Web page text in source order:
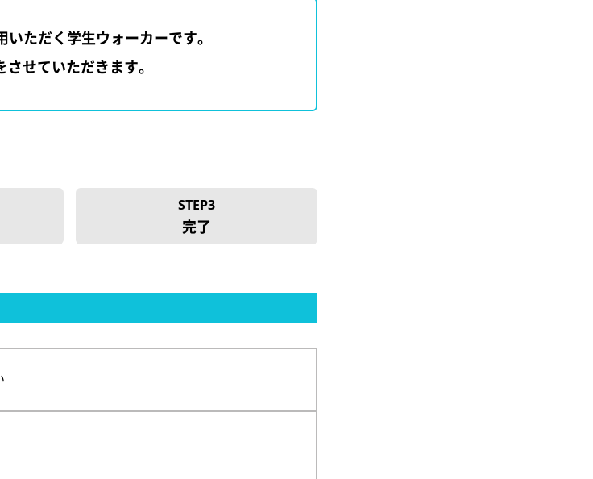
いただく学生ウォーカーです。
させていただきます。
STEP3
完了